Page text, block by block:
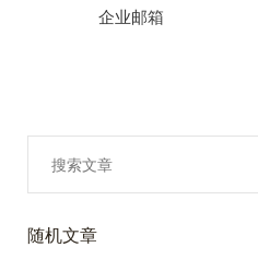
企业邮箱
随机文章